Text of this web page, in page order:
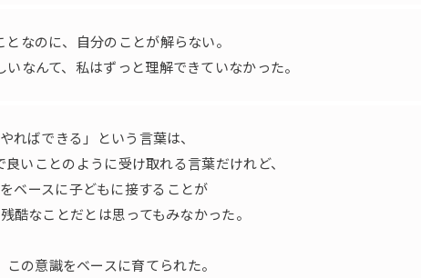
となのに、自分のことが解らない。
なんて、私はずっと理解できていなかった。
やればできる」という言葉は、
いことのように受け取れる言葉だけれど、
ベースに子どもに接することが
酷なことだとは思ってもみなかった。
この意識をベースに育てられた。